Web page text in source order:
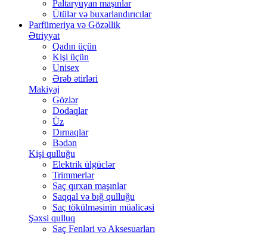
Paltaryuyan maşınlar
Ütülər və buxarlandırıcılar
Parfümeriya və Gözəllik
Ətriyyat
Qadın üçün
Kişi üçün
Unisex
Ərəb ətirləri
Makiyaj
Gözlər
Dodaqlar
Üz
Dırnaqlar
Bədən
Kişi qulluğu
Elektrik ülgüclər
Trimmerlər
Saç qırxan maşınlar
Saqqal və bığ qulluğu
Saç tökülməsinin müalicəsi
Şəxsi qulluq
Saç Fenləri və Aksesuarları